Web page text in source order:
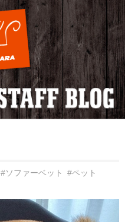
#ソファーベット
#ペット